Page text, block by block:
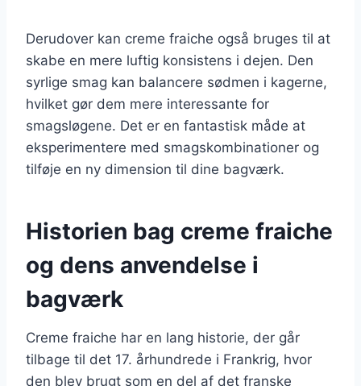
Derudover kan creme fraiche også bruges til at
skabe en mere luftig konsistens i dejen. Den
syrlige smag kan balancere sødmen i kagerne,
hvilket gør dem mere interessante for
smagsløgene. Det er en fantastisk måde at
eksperimentere med smagskombinationer og
tilføje en ny dimension til dine bagværk.
Historien bag creme fraiche
og dens anvendelse i
bagværk
Creme fraiche har en lang historie, der går
tilbage til det 17. århundrede i Frankrig, hvor
den blev brugt som en del af det franske